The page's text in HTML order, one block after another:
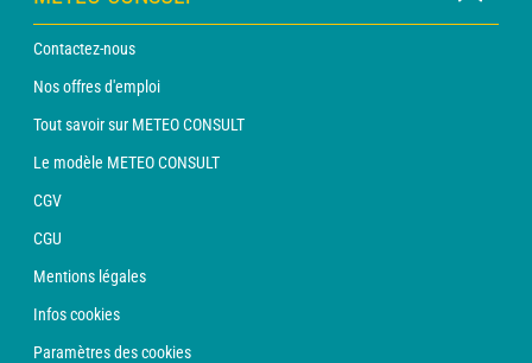
Contactez-nous
Nos offres d'emploi
Tout savoir sur METEO CONSULT
Le modèle METEO CONSULT
CGV
CGU
Mentions légales
Infos cookies
Paramètres des cookies